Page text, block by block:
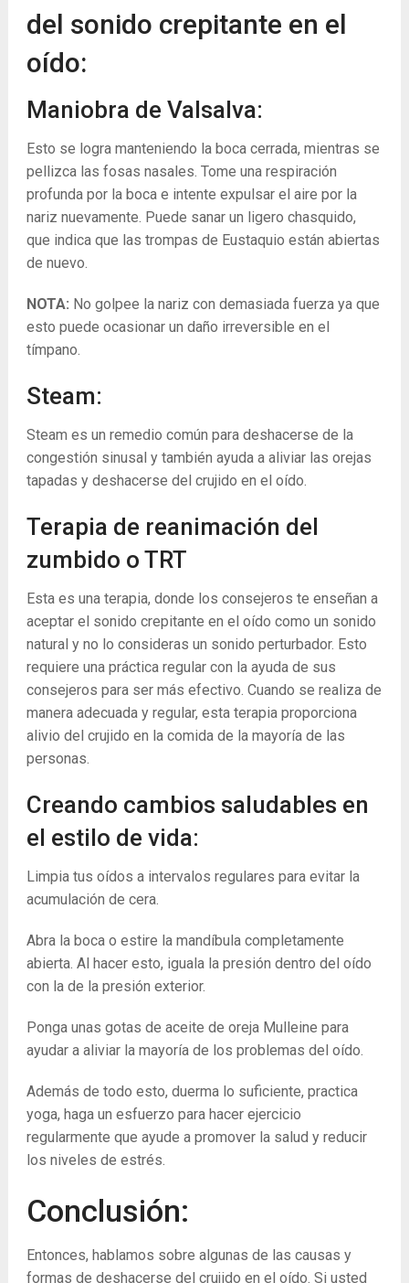
del sonido crepitante en el
oído:
Maniobra de Valsalva:
Esto se logra manteniendo la boca cerrada, mientras se
pellizca las fosas nasales. Tome una respiración
profunda por la boca e intente expulsar el aire por la
nariz nuevamente. Puede sanar un ligero chasquido,
que indica que las trompas de Eustaquio están abiertas
de nuevo.
NOTA: No golpee la nariz con demasiada fuerza ya que
esto puede ocasionar un daño irreversible en el
tímpano.
Steam:
Steam es un remedio común para deshacerse de la
congestión sinusal y también ayuda a aliviar las orejas
tapadas y deshacerse del crujido en el oído.
Terapia de reanimación del
zumbido o TRT
Esta es una terapia, donde los consejeros te enseñan a
aceptar el sonido crepitante en el oído como un sonido
natural y no lo consideras un sonido perturbador. Esto
requiere una práctica regular con la ayuda de sus
consejeros para ser más efectivo. Cuando se realiza de
manera adecuada y regular, esta terapia proporciona
alivio del crujido en la comida de la mayoría de las
personas.
Creando cambios saludables en
el estilo de vida:
Limpia tus oídos a intervalos regulares para evitar la
acumulación de cera.
Abra la boca o estire la mandíbula completamente
abierta. Al hacer esto, iguala la presión dentro del oído
con la de la presión exterior.
Ponga unas gotas de aceite de oreja Mulleine para
ayudar a aliviar la mayoría de los problemas del oído.
Además de todo esto, duerma lo suficiente, practica
yoga, haga un esfuerzo para hacer ejercicio
regularmente que ayude a promover la salud y reducir
los niveles de estrés.
Conclusión:
Entonces, hablamos sobre algunas de las causas y
formas de deshacerse del crujido en el oído. Si usted